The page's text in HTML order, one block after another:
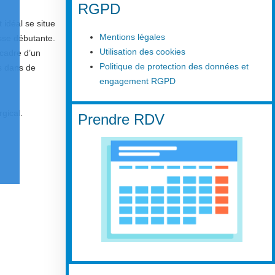
idéal se situe
débutante.
d’un
dans de
RGPD
Mentions légales
Utilisation des cookies
Politique de protection des données et
engagement RGPD
Prendre RDV